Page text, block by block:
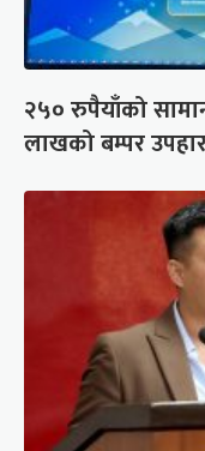
२५० रुपैयाँको
लाखको बम्पर